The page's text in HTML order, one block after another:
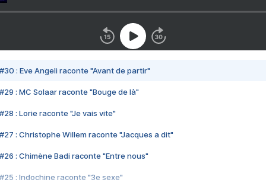
#30 : Eve Angeli raconte "Avant de partir"
#29 : MC Solaar raconte "Bouge de là"
#28 : Lorie raconte "Je vais vite"
#27 : Christophe Willem raconte "Jacques a dit"
#26 : Chimène Badi raconte "Entre nous"
#25 : Indochine raconte "3e sexe"